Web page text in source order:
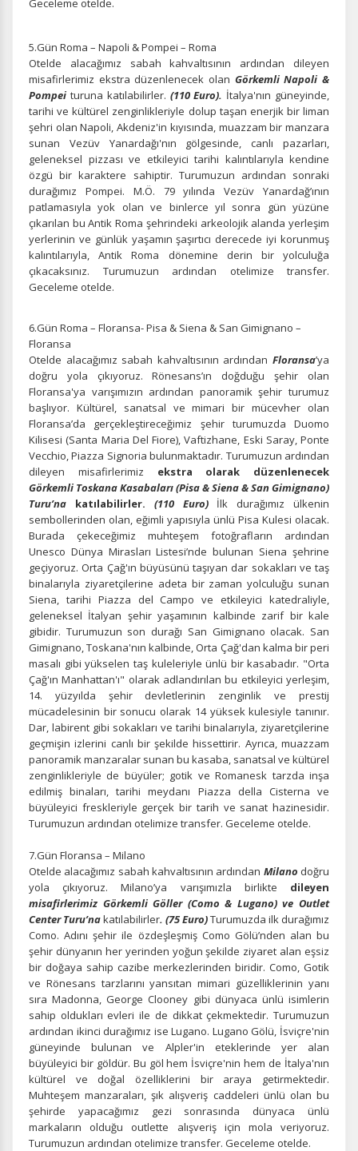
ÇEREZ KULLANIM AYARLARINIZ
Çerez tercihlerinizi belirleyin.
Daha fazla bilgi içinKVKK bilgilendirmemizi,çerez kullanımve
gizlilik koşullarını inceleyebilirsiniz.
Zorunlu Çerezler HER ZAMAN AKTIF
Oturum yönetimi, güvenlik ve temel site işlevleri için
gereklidir. Bu çerezler olmadan site düzgün çalışmaz ve
devre dışı bırakılamaz.
Ziyaretçilerin siteyi nasıl kullandığını anonim olarak
ölçeriz. Hangi sayfaların popüler olduğunu ve
kullanıcıların nerede zorluk yaşadığını anlamamıza
yardımcı olur.
Pazarlama Çerezleri
Size ve ilgi alanlarınıza uygun reklamlar göstermek için
kullanılır. Kapatırsanız reklamları görmeye devam
edersiniz, ancak daha az alakalı olabilirler.
Tercihleri Kaydet
Geceleme otelde.
5.Gün Roma – Napoli & Pompei – Roma
Otelde alacağımız sabah kahvaltısının ardından dileyen
misafirlerimiz ekstra düzenlenecek olan Görkemli Napoli &
Pompei turuna katılabilirler. (110 Euro). İtalya'nın güneyinde,
tarihi ve kültürel zenginlikleriyle dolup taşan enerjik bir liman
şehri olan Napoli, Akdeniz'in kıyısında, muazzam bir manzara
sunan Vezüv Yanardağı'nın gölgesinde, canlı pazarları,
geleneksel pizzası ve etkileyici tarihi kalıntılarıyla kendine
özgü bir karaktere sahiptir. Turumuzun ardından sonraki
durağımız Pompei. M.Ö. 79 yılında Vezüv Yanardağ’ının
patlamasıyla yok olan ve binlerce yıl sonra gün yüzüne
çıkarılan bu Antik Roma şehrindeki arkeolojik alanda yerleşim
yerlerinin ve günlük yaşamın şaşırtıcı derecede iyi korunmuş
kalıntılarıyla, Antik Roma dönemine derin bir yolculuğa
çıkacaksınız. Turumuzun ardından otelimize transfer.
Geceleme otelde.
6.Gün Roma – Floransa- Pisa & Siena & San Gimignano –
Floransa
Otelde alacağımız sabah kahvaltısının ardından Floransa’ya
doğru yola çıkıyoruz. Rönesans’ın doğduğu şehir olan
Floransa'ya varışımızın ardından panoramik şehir turumuz
başlıyor. Kültürel, sanatsal ve mimari bir mücevher olan
Floransa’da gerçekleştireceğimiz şehir turumuzda Duomo
Kilisesi (Santa Maria Del Fiore), Vaftizhane, Eski Saray, Ponte
Vecchio, Piazza Signoria bulunmaktadır. Turumuzun ardından
dileyen misafirlerimiz ekstra olarak düzenlenecek
Görkemli Toskana Kasabaları (Pisa & Siena & San Gimignano)
Turu’na katılabilirler. (110 Euro) İlk durağımız ülkenin
sembollerinden olan, eğimli yapısıyla ünlü Pisa Kulesi olacak.
Burada çekeceğimiz muhteşem fotoğrafların ardından
Unesco Dünya Mirasları Listesi’nde bulunan Siena şehrine
geçiyoruz. Orta Çağ'ın büyüsünü taşıyan dar sokakları ve taş
binalarıyla ziyaretçilerine adeta bir zaman yolculuğu sunan
Siena, tarihi Piazza del Campo ve etkileyici katedraliyle,
geleneksel İtalyan şehir yaşamının kalbinde zarif bir kale
gibidir. Turumuzun son durağı San Gimignano olacak. San
Gimignano, Toskana'nın kalbinde, Orta Çağ'dan kalma bir peri
masalı gibi yükselen taş kuleleriyle ünlü bir kasabadır. "Orta
Çağ'ınManhattan'ı" olarak adlandırılan bu etkileyici yerleşim,
14. yüzyılda şehir devletlerinin zenginlik ve prestij
mücadelesinin bir sonucu olarak 14 yüksek kulesiyle tanınır.
Dar, labirent gibi sokakları ve tarihi binalarıyla, ziyaretçilerine
geçmişin izlerini canlı bir şekilde hissettirir. Ayrıca, muazzam
panoramik manzaralar sunan bu kasaba, sanatsal ve kültürel
zenginlikleriyle de büyüler; gotik ve Romanesk tarzda inşa
edilmiş binaları, tarihi meydanı Piazza della Cisterna ve
büyüleyici freskleriyle gerçek bir tarih ve sanat hazinesidir.
Turumuzun ardından otelimize transfer. Geceleme otelde.
7.Gün Floransa – Milano
Otelde alacağımız sabah kahvaltısının ardından Milano doğru
yola çıkıyoruz. Milano’ya varışımızla birlikte dileyen
misafirlerimiz Görkemli Göller (Como & Lugano) ve Outlet
Center Turu’nakatılabilirler. (75 Euro)Turumuzda ilk durağımız
Como. Adını şehir ile özdeşleşmiş Como Gölü’nden alan bu
şehir dünyanın her yerinden yoğun şekilde ziyaret alan eşsiz
bir doğaya sahip cazibe merkezlerinden biridir. Como, Gotik
ve Rönesans tarzlarını yansıtan mimari güzelliklerinin yanı
sıra Madonna, George Clooney gibi dünyaca ünlü isimlerin
sahip oldukları evleri ile de dikkat çekmektedir. Turumuzun
ardından ikinci durağımız ise Lugano. Lugano Gölü, İsviçre'nin
güneyinde bulunan ve Alpler'in eteklerinde yer alan
büyüleyici bir göldür. Bu göl hem İsviçre'nin hem de İtalya'nın
kültürel ve doğal özelliklerini bir araya getirmektedir.
Muhteşem manzaraları, şık alışveriş caddeleri ünlü olan bu
şehirde yapacağımız gezi sonrasında dünyaca ünlü
markaların olduğu outlette alışveriş için mola veriyoruz.
Turumuzun ardından otelimize transfer. Geceleme otelde.